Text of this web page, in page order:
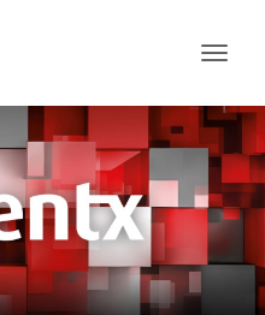
Toggle